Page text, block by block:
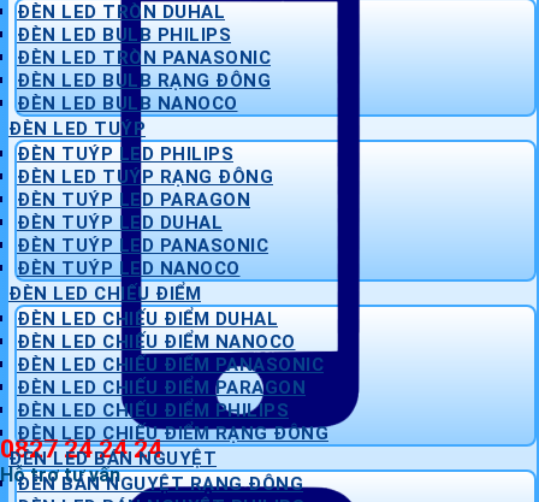
0827 24 24 24
Hỗ trợ tư vấn
ĐÈN LED TRÒN DUHAL
ĐÈN LED BULB PHILIPS
ĐÈN LED TRÒN PANASONIC
ĐÈN LED BULB RẠNG ĐÔNG
ĐÈN LED BULB NANOCO
ĐÈN LED TUÝP
ĐÈN TUÝP LED PHILIPS
ĐÈN LED TUÝP RẠNG ĐÔNG
ĐÈN TUÝP LED PARAGON
ĐÈN TUÝP LED DUHAL
ĐÈN TUÝP LED PANASONIC
ĐÈN TUÝP LED NANOCO
ĐÈN LED CHIẾU ĐIỂM
ĐÈN LED CHIẾU ĐIỂM DUHAL
ĐÈN LED CHIẾU ĐIỂM NANOCO
ĐÈN LED CHIẾU ĐIỂM PANASONIC
ĐÈN LED CHIẾU ĐIỂM PARAGON
ĐÈN LED CHIẾU ĐIỂM PHILIPS
ĐÈN LED CHIẾU ĐIỂM RẠNG ĐÔNG
ĐÈN LED BÁN NGUYỆT
ĐÈN BÁN NGUYỆT RẠNG ĐÔNG